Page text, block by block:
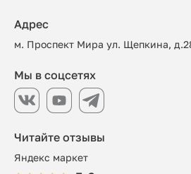
Читайте отзывы
Яндекс маркет
Адрес
м. Проспект Мира ул. Щепкина,
Мы в соцсетях